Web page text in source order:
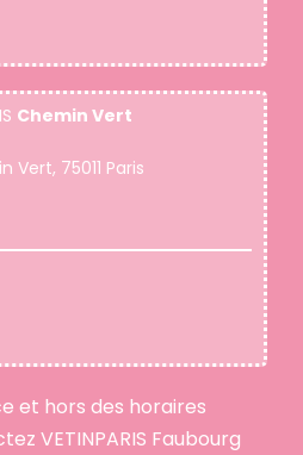
Chemin Vert
Vert, 75011 Paris
et hors des horaires
VETINPARIS Faubourg